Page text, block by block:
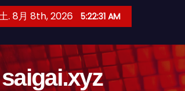
. 8月 8th, 2026 5:22:32 AM
saigai.xyz